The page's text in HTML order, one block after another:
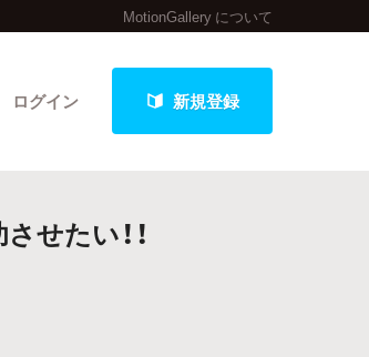
MotionGallery について
ログイン 新規登録
せたい！！